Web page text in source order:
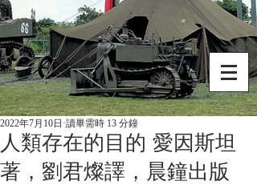
人類存在的目的 愛因斯坦
著，劉君燦譯，晨鐘出版
2022年7月10日 讀畢需時 13 分鐘